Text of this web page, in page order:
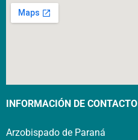
INFORMACIÓN DE CONTACTO
Arzobispado de Paraná